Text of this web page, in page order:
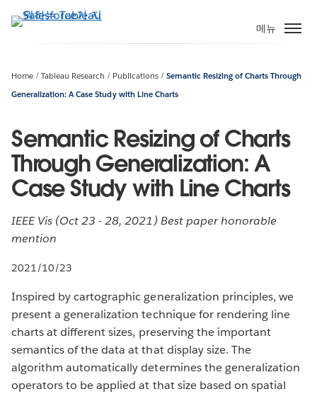
요
로
뛰
기
메뉴
Home Tableau Research Publications
Semantic Resizing of Charts Through
Generalization: A Case Study with Line Charts
Semantic Resizing of Charts
Through Generalization: A
Case Study with Line Charts
IEEE Vis (Oct 23 - 28, 2021) Best paper honorable
mention
2021/10/23
Inspired by cartographic generalization principles, we
present a generalization technique for rendering line
charts at different sizes, preserving the important
semantics of the data at that display size. The
algorithm automatically determines the generalization
operators to be applied at that size based on spatial